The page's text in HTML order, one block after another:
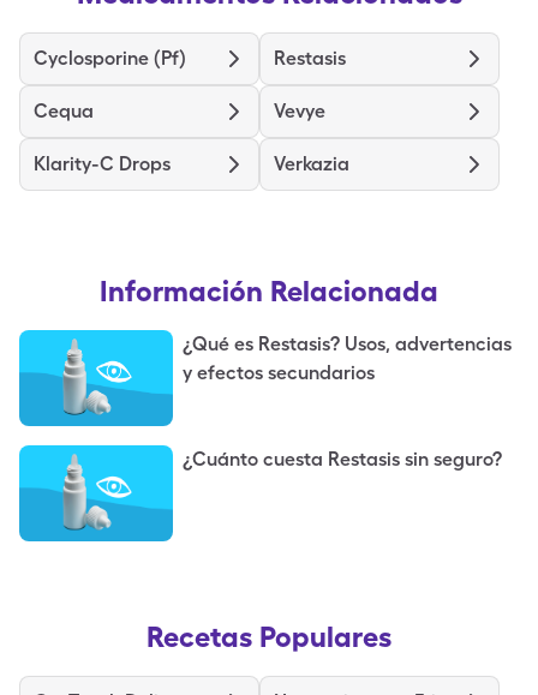
Cyclosporine (Pf) Restasis
Cequa Vevye
Klarity-C Drops Verkazia
Información Relacionada
¿Qué es Restasis? Usos, advertencias
y efectos secundarios
¿Cuánto cuesta Restasis sin seguro?
Recetas Populares